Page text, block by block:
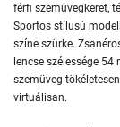
férfi szemüvegkeret,
Sportos stílusú
színe szürke.
lencse szélessége
szemüveg
virtuálisan.